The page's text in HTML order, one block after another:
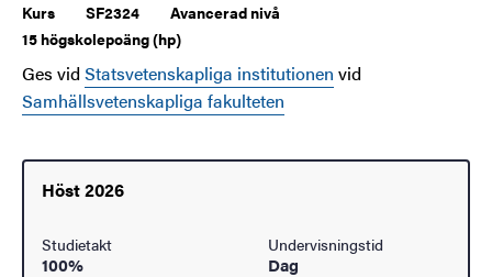
Kurs SF2324
Avancerad nivå
15 högskolepoäng (hp)
Ges vid Statsvetenskapliga institutionen vid
Samhällsvetenskapliga fakulteten
Höst 2026
Studietakt
100%
Undervisningstid
Dag